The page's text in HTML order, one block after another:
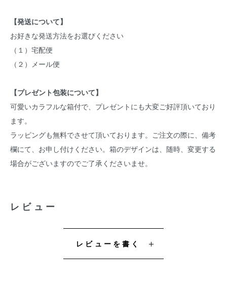
【発送について】
お好きな発送方法をお選びください
（１）宅配便
（２）メール便
【プレゼント包装について】
可愛いカラフルな箱付で、プレゼントにも大変ご好評頂いており
ます。
ラッピングも無料でさせて頂いております。ご注文の際に、備考
欄にて、お申し付けください。箱のデザインは、随時、変更する
場合がございますのでご了承くださいませ。
レビュー
レビューを書く